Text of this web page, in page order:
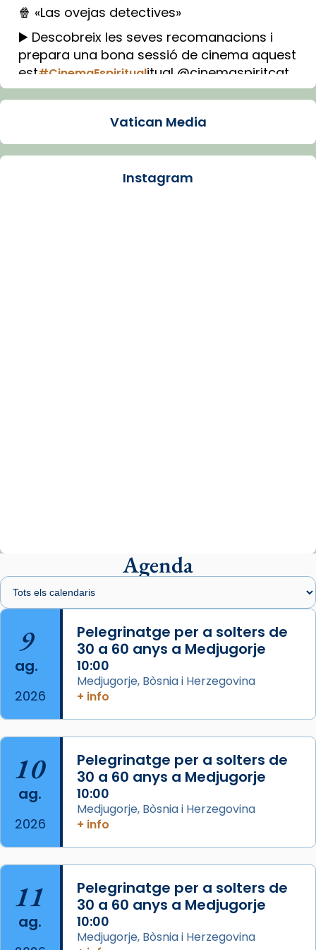
🍿 «Las ovejas detectives»
▶️ Descobreix les seves recomanacions i
prepara una bona sessió de cinema aquest
est#CinemaEspiritualitual @cinemaspiritcat
Imatge: Generada amb IA (OpenAI)
Arquebisbat de Barcelona
presidit aquest 27 de juliol la missa de Les
Santes de Mataró.
🔗
📸 J. Merino
Photo
View on Facebook ·
de Barcelona.
Aquest dilluns, 27 de juliol, ha tingut lloc la
missa d’acció de gràcies en agraïment al
comitè organitzador de la visita apostòlica
del Sant Pare Lleó XIV a Barcelona, i als
col·laboradors, a la Catedral de Barcelona.
L’arquebisbe de Barcelona, el cardenal Joan
Josep Omella, ha presidit la missa i l’ha
concelebrat el bisbe auxiliar de Barcelona,
Mons. David Abadías.
📸 Dr. G. Simón
Vatican Media
Instagram
Agenda
9
ag.
2026
Pelegrinatge per a solters de
30 a 60 anys a Medjugorje
10:00
Medjugorje, Bòsnia i Herzegovina
+ info
10
ag.
2026
Pelegrinatge per a solters de
30 a 60 anys a Medjugorje
10:00
Medjugorje, Bòsnia i Herzegovina
+ info
11
ag.
Pelegrinatge per a solters de
30 a 60 anys a Medjugorje
10:00
Medjugorje, Bòsnia i Herzegovina